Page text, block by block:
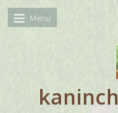
Menü